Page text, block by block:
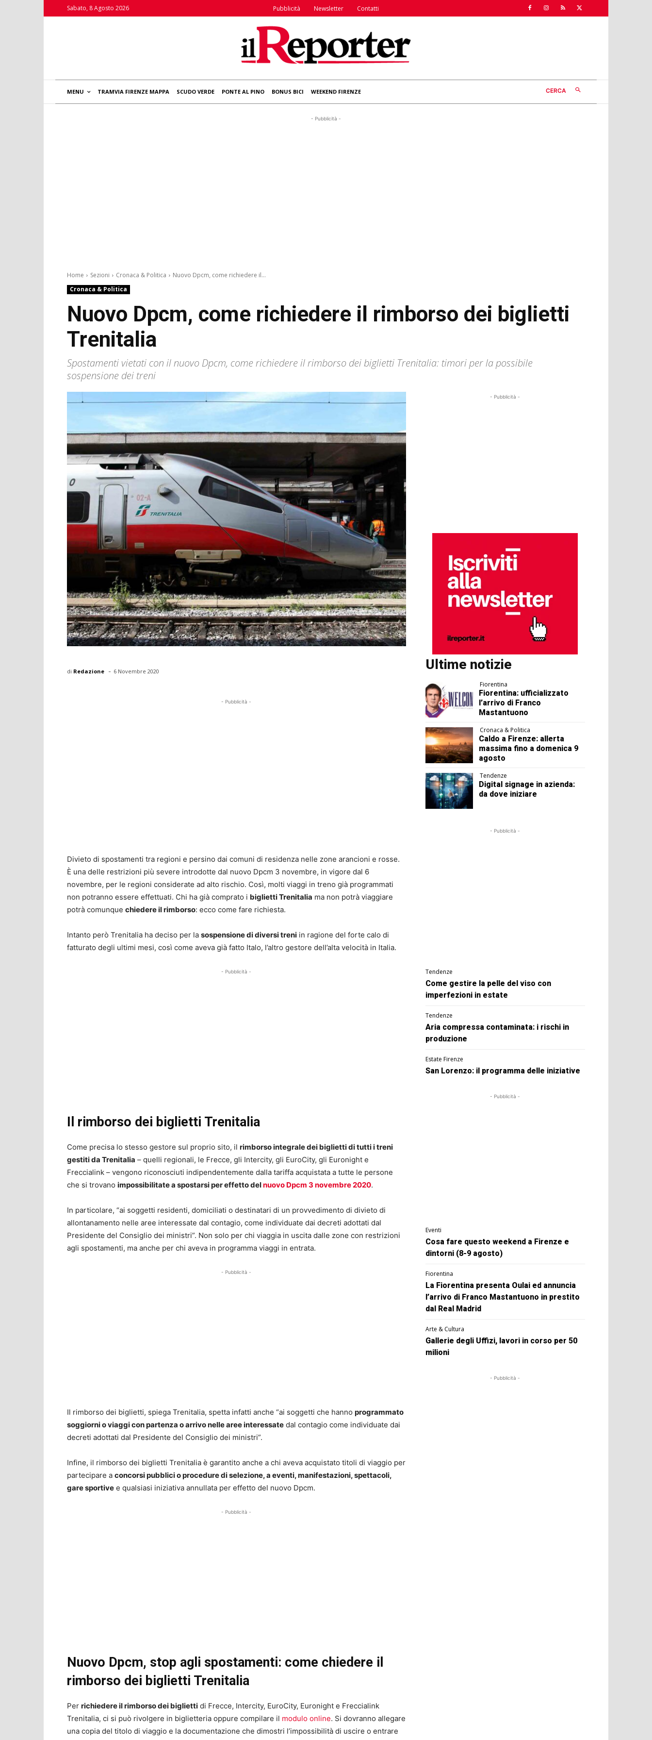
Sabato, 8 Agosto 2026 Pubblicità Newsletter Contatti
MENU TRAMVIA FIRENZE MAPPA SCUDO VERDE PONTE AL PINO BONUS BICI WEEKEND FIRENZE CERCA
- Pubblicità -
Home Sezioni Cronaca & Politica
Nuovo Dpcm, come richiedere il...
Cronaca & Politica
Nuovo Dpcm, come richiedere il rimborso dei biglietti
Trenitalia
Spostamenti vietati con il nuovo Dpcm, come richiedere il rimborso dei biglietti Trenitalia: timori per la possibile
sospensione dei treni
di Redazione - 6 Novembre 2020
- Pubblicità -
Divieto di spostamenti tra regioni e persino dai comuni di residenza nelle zone arancioni e rosse.
È una delle restrizioni più severe introdotte dal nuovo Dpcm 3 novembre, in vigore dal 6
novembre, per le regioni considerate ad alto rischio. Così, molti viaggi in treno già programmati
non potranno essere effettuati. Chi ha già comprato i biglietti Trenitalia ma non potrà viaggiare
potrà comunque chiedere il rimborso: ecco come fare richiesta.
Intanto però Trenitalia ha deciso per la sospensione di diversi treni in ragione del forte calo di
fatturato degli ultimi mesi, così come aveva già fatto Italo, l’altro gestore dell’alta velocità in Italia.
- Pubblicità -
Il rimborso dei biglietti Trenitalia
Come precisa lo stesso gestore sul proprio sito, il rimborso integrale dei biglietti di tutti i treni
gestiti da Trenitalia – quelli regionali, le Frecce, gli Intercity, gli EuroCity, gli Euronight e
Freccialink – vengono riconosciuti indipendentemente dalla tariffa acquistata a tutte le persone
che si trovano impossibilitate a spostarsi per effetto delnuovo Dpcm 3 novembre 2020.
In particolare, “ai soggetti residenti, domiciliati o destinatari di un provvedimento di divieto di
allontanamento nelle aree interessate dal contagio, come individuate dai decreti adottati dal
Presidente del Consiglio dei ministri”. Non solo per chi viaggia in uscita dalle zone con restrizioni
agli spostamenti, ma anche per chi aveva in programma viaggi in entrata.
- Pubblicità -
Il rimborso dei biglietti, spiega Trenitalia, spetta infatti anche “ai soggetti che hanno programmato
soggiorni o viaggi con partenza o arrivo nelle aree interessate dal contagio come individuate dai
decreti adottati dal Presidente del Consiglio dei ministri”.
Infine, il rimborso dei biglietti Trenitalia è garantito anche a chi aveva acquistato titoli di viaggio per
partecipare a concorsi pubblici o procedure di selezione, a eventi, manifestazioni, spettacoli,
gare sportive e qualsiasi iniziativa annullata per effetto del nuovo Dpcm.
- Pubblicità -
Nuovo Dpcm, stop agli spostamenti: come chiedere il
rimborso dei biglietti Trenitalia
Per richiedere il rimborso dei biglietti di Frecce, Intercity, EuroCity, Euronight e Freccialink
Trenitalia, ci si può rivolgere in biglietteria oppure compilare il modulo online. Si dovranno allegare
una copia del titolo di viaggio e la documentazione che dimostri l’impossibilità di uscire o entrare
- Pubblicità -
Ultime notizie
Fiorentina
Fiorentina: ufficializzato
l’arrivo di Franco
Mastantuono
Cronaca & Politica
Caldo a Firenze: allerta
massima fino a domenica 9
agosto
Tendenze
Digital signage in azienda:
da dove iniziare
- Pubblicità -
Tendenze
Come gestire la pelle del viso con
imperfezioni in estate
Tendenze
Aria compressa contaminata: i rischi in
produzione
Estate Firenze
San Lorenzo: il programma delle iniziative
- Pubblicità -
Eventi
Cosa fare questo weekend a Firenze e
dintorni (8-9 agosto)
Fiorentina
La Fiorentina presenta Oulai ed annuncia
l’arrivo di Franco Mastantuono in prestito
dal Real Madrid
Arte & Cultura
Gallerie degli Uffizi, lavori in corso per 50
milioni
- Pubblicità -